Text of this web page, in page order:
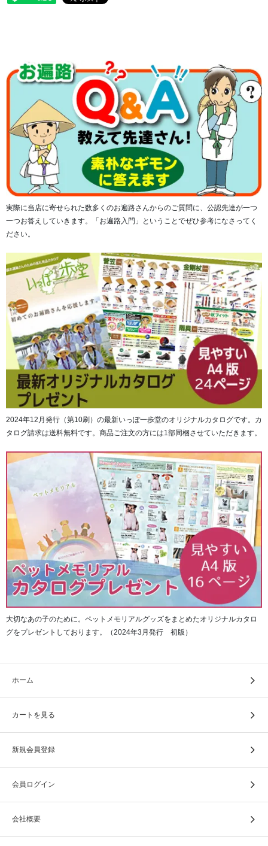
チャームの部分の天然石は、フォスフォシデライト、水
晶、カルセドニーをあしらっております。
■チャームの天然石の意味
フォスフォシデライト・・・「精神的な疲れを癒す」
水晶・・・「癒し」
カルセドニー・・・「深く優しい癒し、絆」
Hand Memorial（ハンドメモリアル）は、手のひら
（Hand）に想い（Memorial）を収めることのできるサイズ
になっております。
「手のひらの中に想いを納めてずっと一緒に」という気持
ちと、「大好きなあなたの笑顔をいつまでも」という想い
を込めて生まれました。
遺骨カプセルとは、ご遺骨やご遺灰を分骨して納めること
ができます。
また、遺髪や遺毛、思い出の品なども少量納めて身につけ
ることもできます。
カプセルの本体に空洞があり、ネジで開閉することで納め
ることができる仕組みになっています。
綿をつめたり、小さい紙や布に包んで納めることをお勧めします。
実際に当店に寄せられた数多くのお遍路さんからのご質問に、公認先達が一つ
一つお答えしていきます。「お遍路入門」ということでぜひ参考になさってく
ださい。
2024年12月発行（第10刷）の最新いっぽ一歩堂のオリジナルカタログです。カ
タログ請求は送料無料です。商品ご注文の方には1部同梱させていただきます。
大切なあの子のために。ペットメモリアルグッズをまとめたオリジナルカタロ
グをプレゼントしております。（2024年3月発行 初版）
ホーム
カートを見る
新規会員登録
会員ログイン
会社概要